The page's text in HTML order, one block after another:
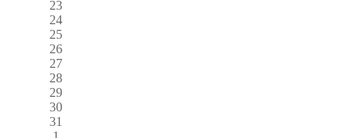
23
24
25
26
27
28
29
30
31